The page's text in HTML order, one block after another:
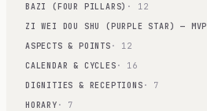
BAZI (FOUR PILLARS) · 12
ZI WEI DOU SHU (PURPLE STAR) — MVP
ASPECTS & POINTS · 12
CALENDAR & CYCLES · 16
DIGNITIES & RECEPTIONS · 7
HORARY · 7